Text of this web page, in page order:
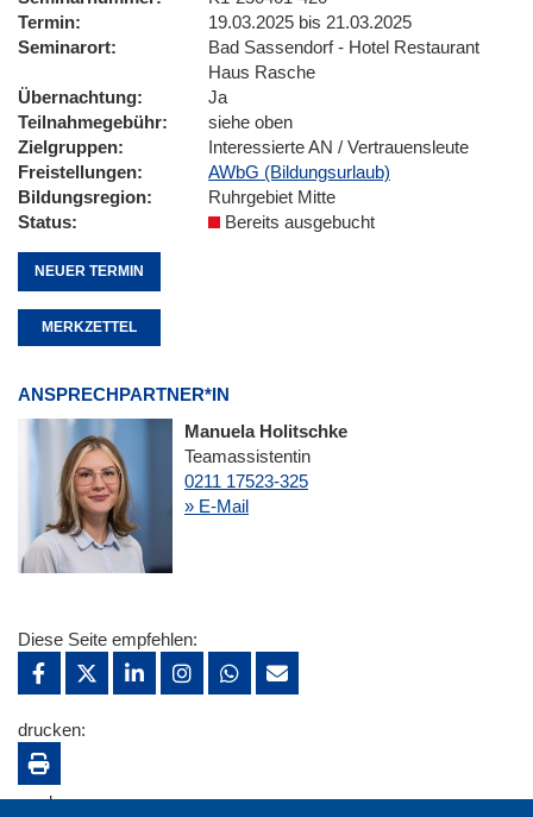
Termin
19.03.2025 bis 21.03.2025
Seminarort
Bad Sassendorf - Hotel Restaurant
Haus Rasche
Übernachtung
Ja
Teilnahmegebühr
siehe oben
Zielgruppen
Interessierte AN / Vertrauensleute
Freistellungen
AWbG (Bildungsurlaub)
Bildungsregion
Ruhrgebiet Mitte
Status
Bereits ausgebucht
NEUER TERMIN
MERKZETTEL
ANSPRECHPARTNER*IN
Manuela Holitschke
Teamassistentin
0211 17523-325
» E-Mail
Diese Seite empfehlen:
drucken:
merken: